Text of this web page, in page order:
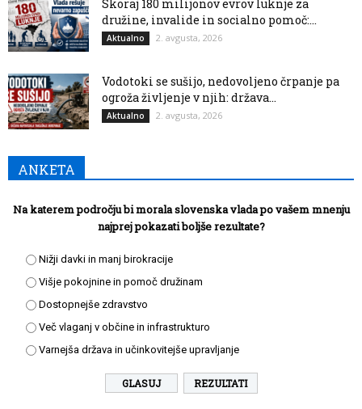
Skoraj 180 milijonov evrov luknje za
družine, invalide in socialno pomoč:...
Aktualno 2. avgusta, 2026
Vodotoki se sušijo, nedovoljeno črpanje pa
ogroža življenje v njih: država...
Aktualno 2. avgusta, 2026
ANKETA
Na katerem področju bi morala slovenska vlada po vašem mnenju
najprej pokazati boljše rezultate?
Nižji davki in manj birokracije
Višje pokojnine in pomoč družinam
Dostopnejše zdravstvo
Več vlaganj v občine in infrastrukturo
Varnejša država in učinkovitejše upravljanje
REZULTATI